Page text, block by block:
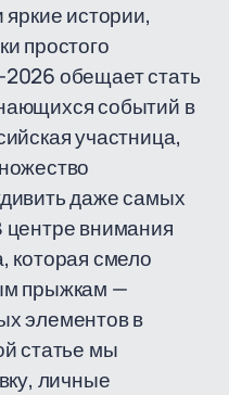
истории,
простого
обещает стать
событий в
участница,
даже самых
внимания
которая смело
прыжкам —
элементов в
статье мы
личные